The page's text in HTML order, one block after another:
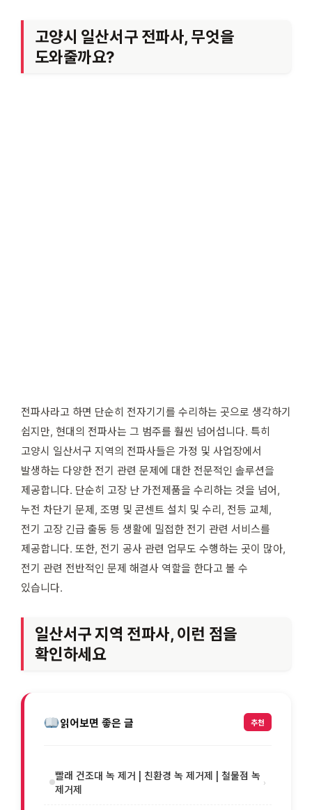
고양시 일산서구 전파사, 무엇을
도와줄까요?
전파사라고 하면 단순히 전자기기를 수리하는 곳으로 생각하기
쉽지만, 현대의 전파사는 그 범주를 훨씬 넘어섭니다. 특히
고양시 일산서구 지역의 전파사들은 가정 및 사업장에서
발생하는 다양한 전기 관련 문제에 대한 전문적인 솔루션을
제공합니다. 단순히 고장 난 가전제품을 수리하는 것을 넘어,
누전 차단기 문제, 조명 및 콘센트 설치 및 수리, 전등 교체,
전기 고장 긴급 출동 등 생활에 밀접한 전기 관련 서비스를
제공합니다. 또한, 전기 공사 관련 업무도 수행하는 곳이 많아,
전기 관련 전반적인 문제 해결사 역할을 한다고 볼 수
있습니다.
일산서구 지역 전파사, 이런 점을
확인하세요
읽어보면 좋은 글 추천
빨래 건조대 녹 제거 | 친환경 녹 제거제 | 철물점 녹
제거제
›